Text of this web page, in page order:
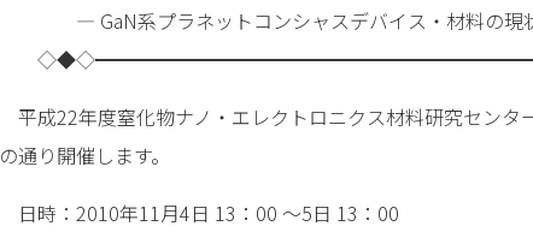
― GaN系プラネットコンシャスデバイス・材料の現
平成22年度窒化物ナノ・エレクトロニクス材料研究センタ
の通り開催します。
日時：2010年11月4日 13：00 ～5日 13：00